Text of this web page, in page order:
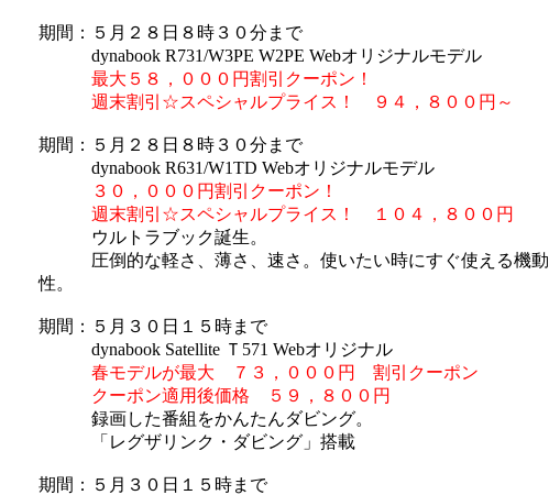
期間：５月２８日８時３０分まで
dynabook R731/W3PE W2PE Webオリジナルモデル
最大５８，０００円割引クーポン！
週末割引☆スペシャルプライス！ ９４，８００円～
期間：５月２８日８時３０分まで
dynabook R631/W1TD Webオリジナルモデル
３０，０００円割引クーポン！
週末割引☆スペシャルプライス！ １０４，８００円
ウルトラブック誕生。
圧倒的な軽さ、薄さ、速さ。使いたい時にすぐ使える機動
性。
期間：５月３０日１５時まで
dynabook Satellite Ｔ571 Webオリジナル
春モデルが最大 ７３，０００円 割引クーポン
クーポン適用後価格 ５９，８００円
録画した番組をかんたんダビング。
「レグザリンク・ダビング」搭載
期間：５月３０日１５時まで